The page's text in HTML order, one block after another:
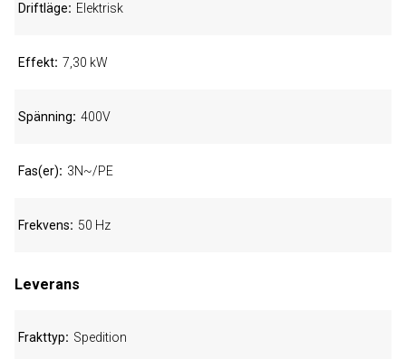
Driftläge Elektrisk
Effekt 7,30 kW
Spänning 400V
Fas(er) 3N~/PE
Frekvens 50 Hz
Leverans
Frakttyp Spedition